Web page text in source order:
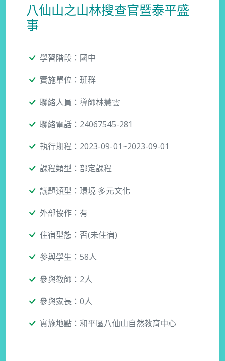
八仙山之山林搜查官暨泰平盛
事
學習階段：國中
實施單位：班群
聯絡人員：導師林慧雲
聯絡電話：24067545-281
執行期程：2023-09-01~2023-09-01
課程類型：部定課程
議題類型：環境 多元文化
外部協作：有
住宿型態：否(未住宿)
參與學生：58人
參與教師：2人
參與家長：0人
實施地點：和平區八仙山自然教育中心